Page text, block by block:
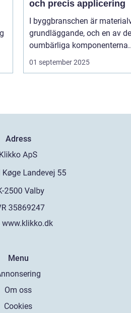
och precis applicering
I byggbranschen är
grundläggande, och en av de
oumbärliga
01 september 2025
Adress
www.klikko.dk
Menu
Om oss
Cookies